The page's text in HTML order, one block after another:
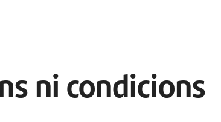
ni condicions